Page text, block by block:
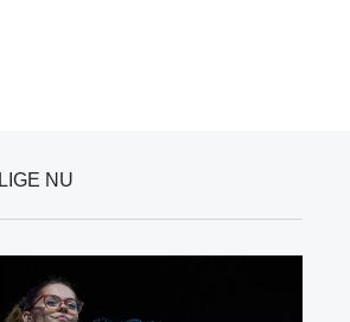
LIGE NU